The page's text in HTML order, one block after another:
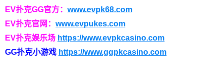
EV扑克GG官方： www.evpk68.com
EV扑克官网： www.evpukes.com
EV扑克娱乐场 https://www.evpkcasino.com
GG扑克小游戏 https://www.ggpkcasino.com